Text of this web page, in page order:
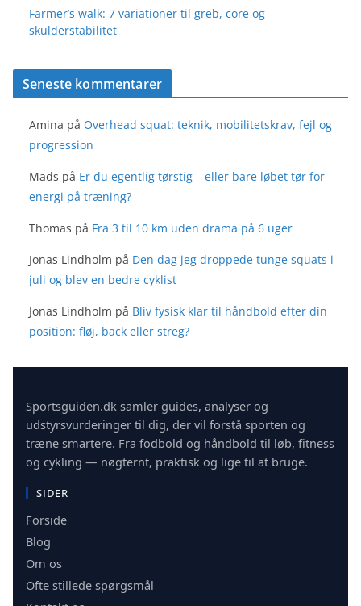
Farmer’s walk: 7 variationer til greb, core og
skulderstabilitet
Seneste kommentarer
Amina på Overhead squat: teknik, mobilitetskrav, fejl og
progression
Mads på Er du egentlig tørstig – eller bare løbet tør for
energi på træning?
Thomas på Fra 3 til 10 km uden drama på 6 uger
Jonas Lindholm på Den dag jeg droppede tunge squats i
juli og blev en bedre cyklist
Jonas Lindholm på Bliv fysisk klar til håndbold efter din
position: fløj, back eller streg?
Sportsguiden.dk samler guides, analyser og
udstyrsvurderinger til dig, der vil forstå sporten og
træne smartere. Fra fodbold og håndbold til løb, fitness
og cykling — nøgternt, praktisk og lige til at bruge.
SIDER
Forside
Blog
Om os
Ofte stillede spørgsmål